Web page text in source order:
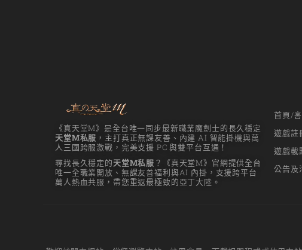
《真天堂M》是全台唯一同步最新職業魔劍士的長久穩定
天堂M私服 ，主打真正無課友善、內建 AI 智能掛機與萬
人三國跨服激戰，完美支援 PC 與雙平台互通！
尋找長久穩定的天堂M私服 ？《真天堂M》官網提供全台
唯一全職業開放、無課友善福利與AI 內掛，支援跨平台
萬人熱血共服，帶您重返最極致的亞丁大陸。
首頁/홈
遊戲註
遊戲載
公告及